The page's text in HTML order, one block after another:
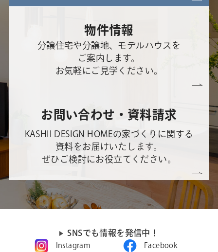
物件情報
分譲住宅や分譲地、モデルハウスを
ご案内します。
お気軽にご見学ください。
お問い合わせ・資料請求
KASHII DESIGN HOMEの家づくりに関する
資料をお届けいたします。
ぜひご検討にお役立てください。
SNSでも情報を発信中！
Instagram
Facebook